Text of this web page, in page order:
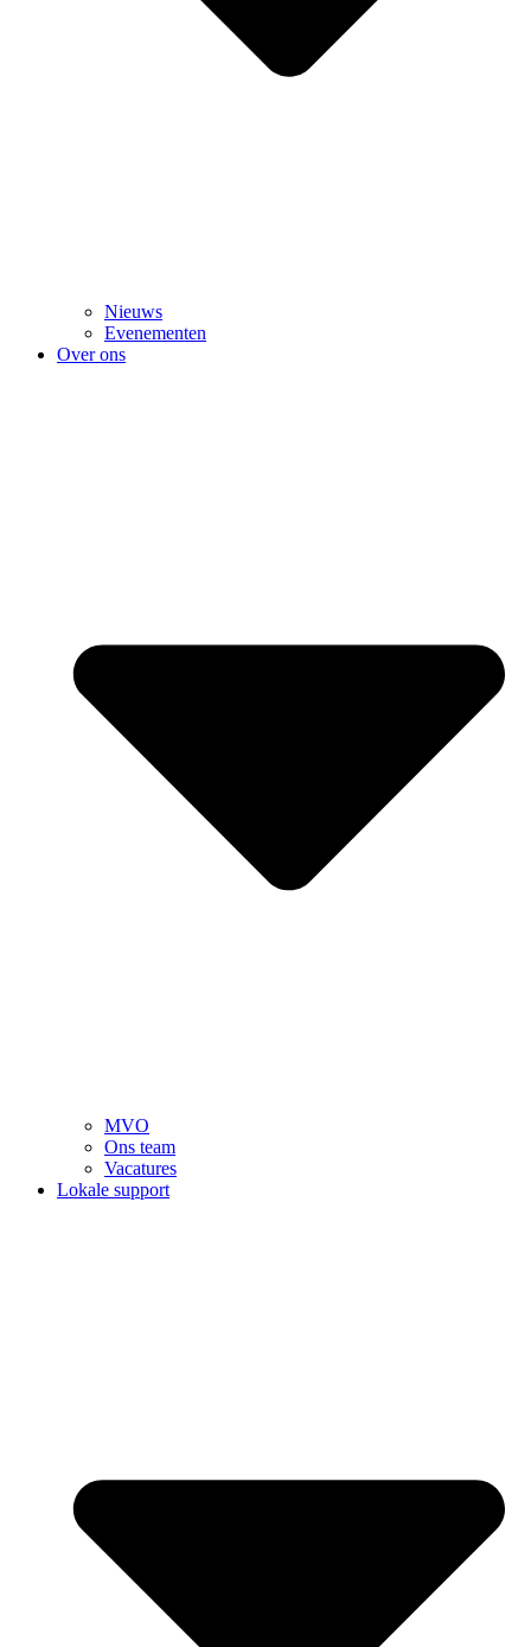
Nieuws
Evenementen
Over ons
MVO
Ons team
Vacatures
Lokale support